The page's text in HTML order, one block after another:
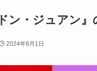
ン・ジュアン』
2024年8月1日